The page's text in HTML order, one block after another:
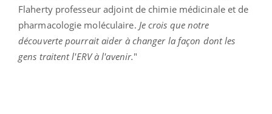
Flaherty professeur adjoint de chimie médicinale et de
pharmacologie moléculaire. Je crois que notre
découverte pourrait aider à changer la façon dont les
gens traitent l'ERV à l'avenir."